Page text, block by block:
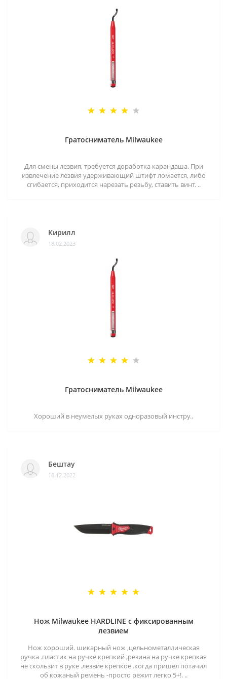
Гратосниматель Milwaukee
Для смены лезвия, требуется доработка карандаша. При
извлечение лезвия удерживающий штифт ломается, либо
сгибается, приходится нарезать резьбу, ставить винт. ..
Кирилл
18.02.2023
Гратосниматель Milwaukee
Хороший в неумелых руках одноразовый инстру..
Бештау
18.12.2022
Нож Milwaukee HARDLINE с фиксированным
лезвием
Нож хороший. шикарный нож ,цельнометаллическая
ручка .пластик на ручке крепкий ,резина на ручке крепкая
не скользит в руке .лезвие крепкое .когда пришёл потачил
об кожаный ремень -просто режит легко 5+!. ..